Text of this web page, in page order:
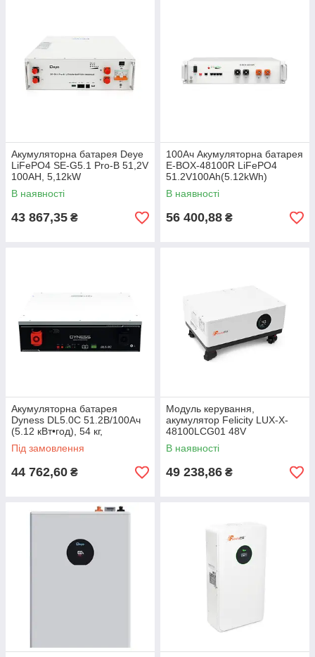
Акумуляторна батарея Deye
LiFePO4 SE-G5.1 Pro-B 51,2V
100AH, 5,12kW
BMS50A@16S до 32 parallel
CAN/RS485, IP21,
В наявності
43 867,35 ₴
100Ач Акумуляторна батарея
E-BOX-48100R LiFePO4
51.2V100Аh(5.12kWh)
440x620x117 , 51kg
В наявності
56 400,88 ₴
Акумуляторна батарея
Dyness DL5.0C 51.2В/100Ач
(5.12 кВт•год), 54 кг,
558х545х150 мм
Під замовлення
44 762,60 ₴
Модуль керування,
акумулятор Felicity LUX-X-
48100LCG01 48V
600*450*180 ,46kg (літій-
залізо-фосфатний
В наявності
49 238,86 ₴